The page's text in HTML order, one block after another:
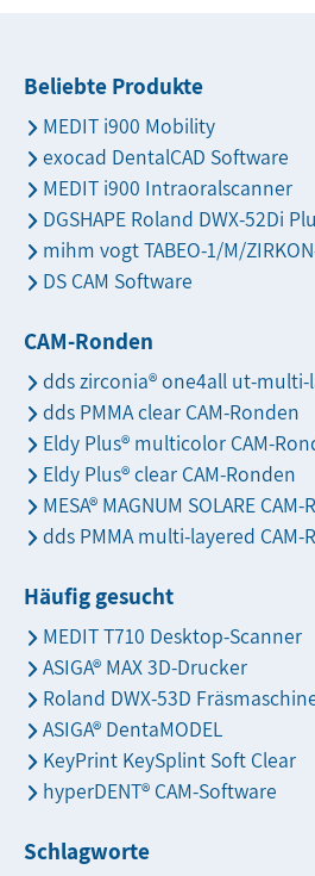
Beliebte Produkte
MEDIT i900 Mobility
exocad DentalCAD Software
MEDIT i900 Intraoralscanner
DGSHAPE Roland DWX-52Di
mihm vogt TABEO-1/M/
DS CAM Software
CAM-Ronden
dds zirconia® one4all ut-multi-
dds PMMA clear CAM-Ronden
Eldy Plus® multicolor CAM-
Eldy Plus® clear CAM-Ronden
MESA® MAGNUM SOLARE
dds PMMA multi-layered CAM-
Häufig gesucht
MEDIT T710 Desktop-Scanner
ASIGA® MAX 3D-Drucker
Roland DWX-53D
ASIGA® DentaMODEL
KeyPrint KeySplint Soft Clear
hyperDENT® CAM-Software
Schlagworte